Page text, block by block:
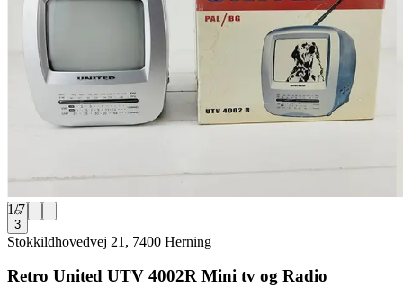
1/7
3
Stokkildhovedvej 21, 7400 Herning
Retro United UTV 4002R Mini tv og Radio